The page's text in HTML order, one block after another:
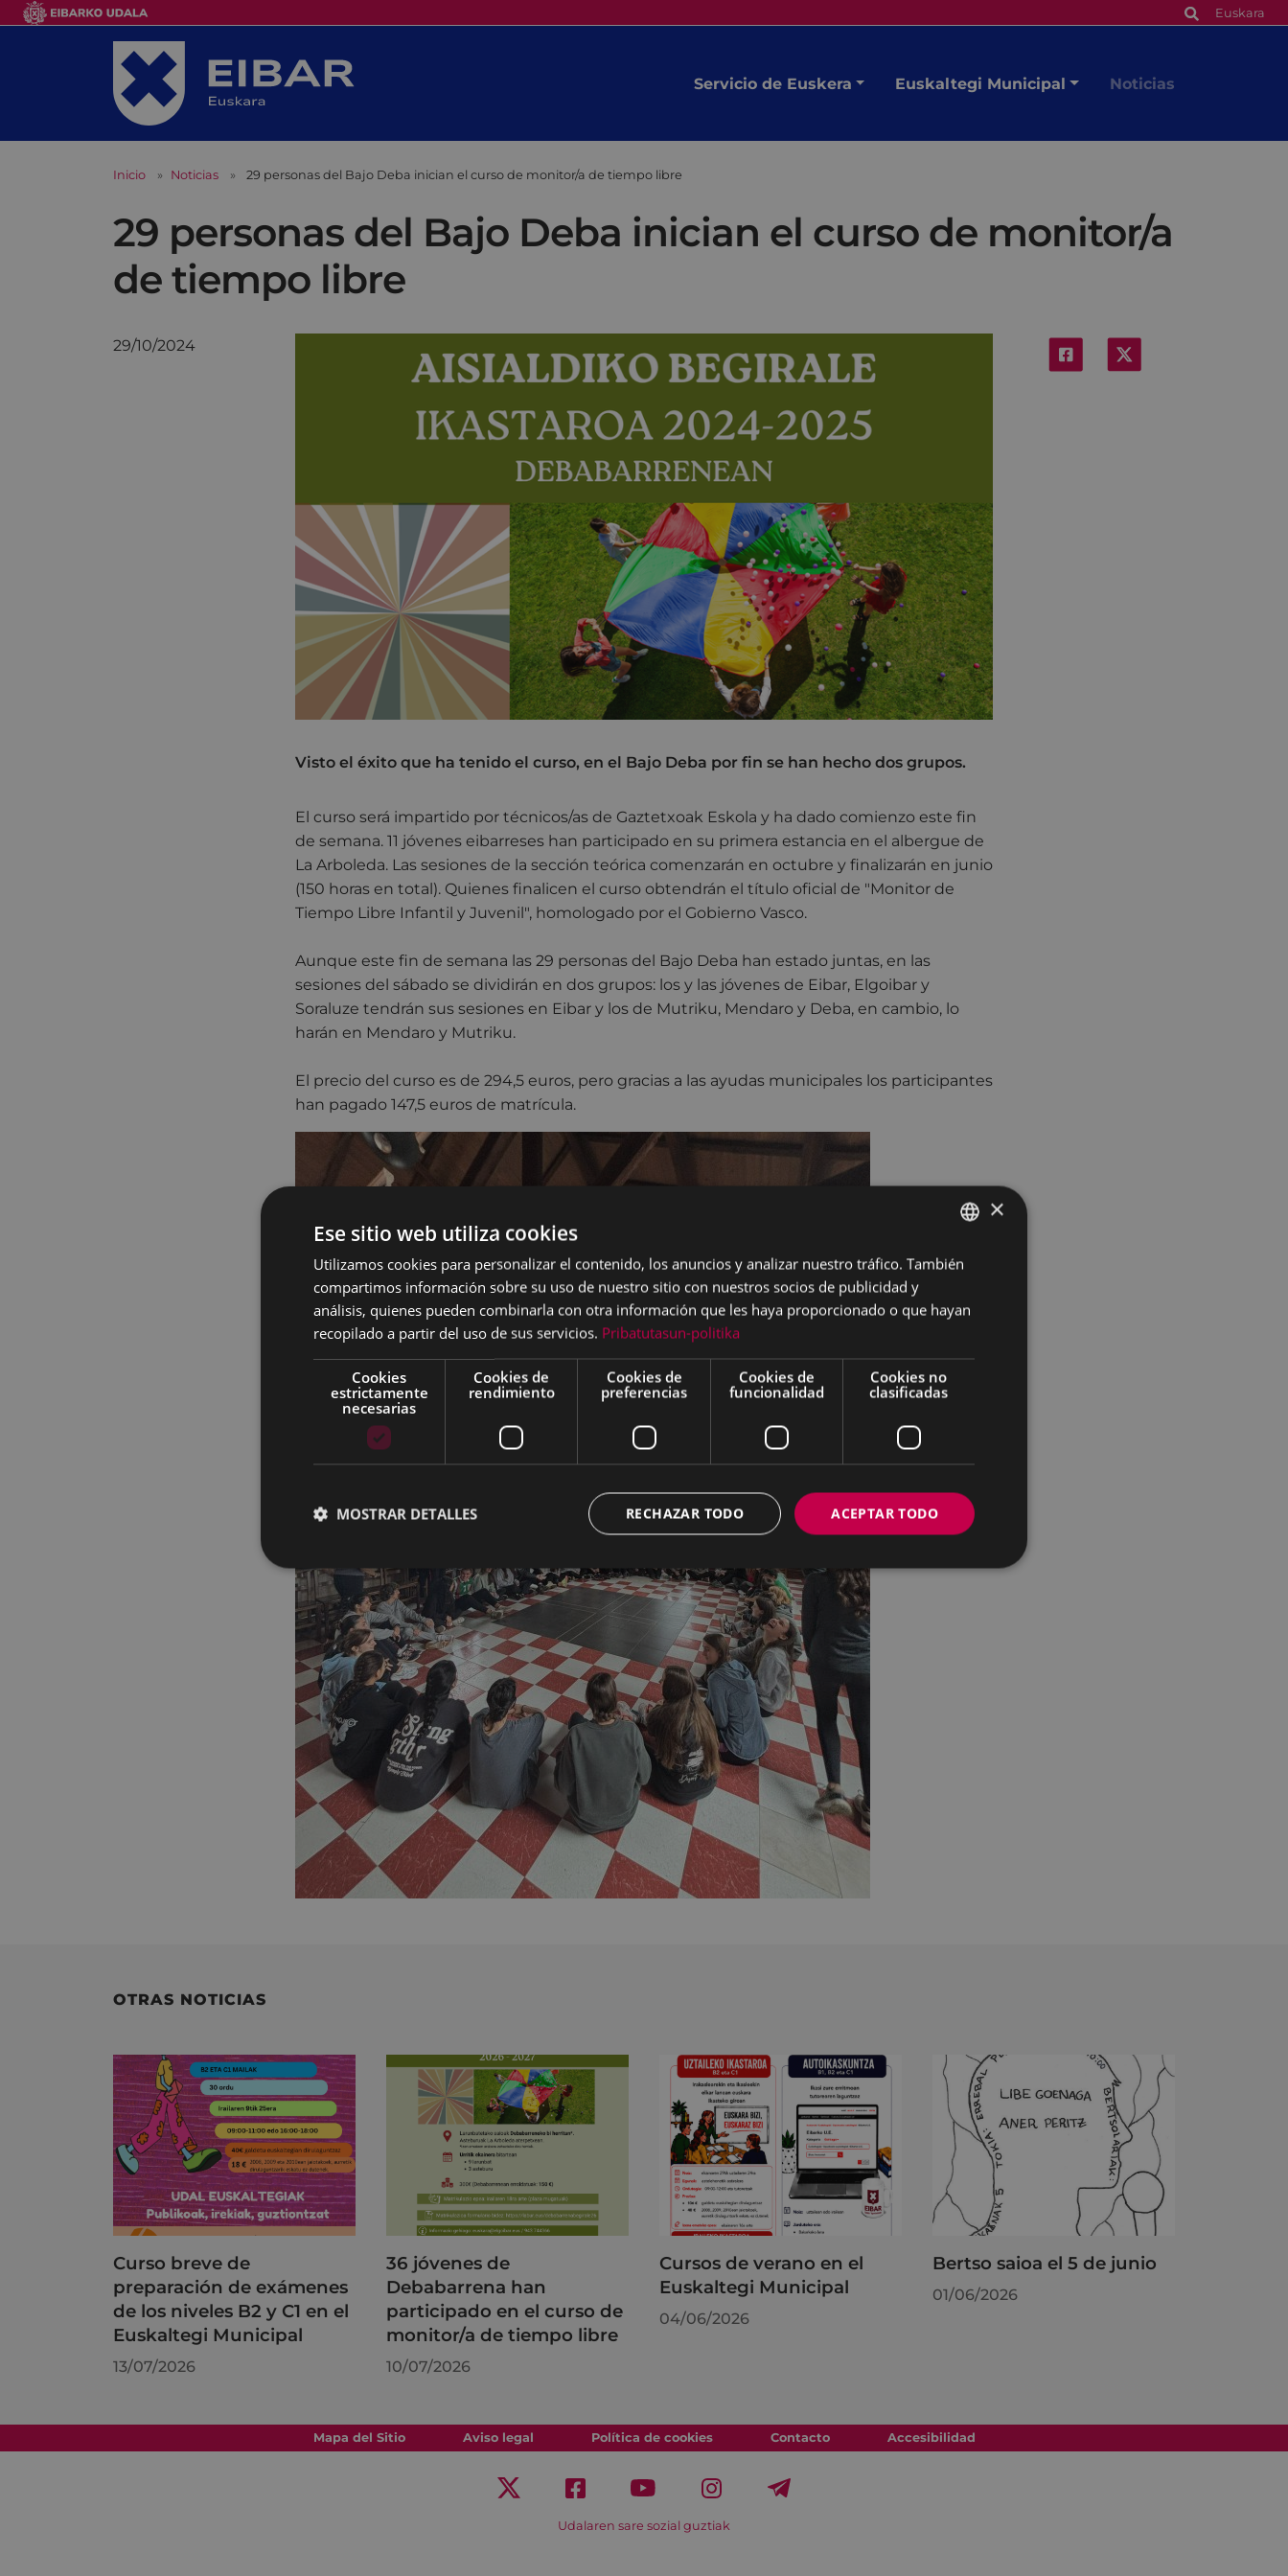
Euskara
Servicio de Euskera Euskaltegi Municipal Noticias
Inicio Noticias 29 personas del Bajo Deba inician el curso de monitor/a de tiempo libre
29 personas del Bajo Deba inician el curso de monitor/a
de tiempo libre
29/10/2024
Visto el éxito que ha tenido el curso, en el Bajo Deba por fin se han hecho dos grupos.
El curso será impartido por técnicos/as de Gaztetxoak Eskola y ha dado comienzo este fin
de semana. 11 jóvenes eibarreses han participado en su primera estancia en el albergue de
La Arboleda. Las sesiones de la sección teórica comenzarán en octubre y finalizarán en junio
(150 horas en total). Quienes finalicen el curso obtendrán el título oficial de "Monitor de
Tiempo Libre Infantil y Juvenil", homologado por el Gobierno Vasco.
Aunque este fin de semana las 29 personas del Bajo Deba han estado juntas, en las
sesiones del sábado se dividirán en dos grupos: los y las jóvenes de Eibar, Elgoibar y
Soraluze tendrán sus sesiones en Eibar y los de Mutriku, Mendaro y Deba, en cambio, lo
harán en Mendaro y Mutriku.
El precio del curso es de 294,5 euros, pero gracias a las ayudas municipales los participantes
han pagado 147,5 euros de matrícula.
OTRAS NOTICIAS
Curso breve de
preparación de exámenes
de los niveles B2 y C1 en el
Euskaltegi Municipal
13/07/2026
36 jóvenes de
Debabarrena han
participado en el curso de
monitor/a de tiempo libre
10/07/2026
Cursos de verano en el
Euskaltegi Municipal
04/06/2026
Bertso saioa el 5 de junio
01/06/2026
Mapa del Sitio Aviso legal Política de cookies Contacto Accesibilidad
Udalaren sare sozial guztiak
BASQUE
×
Ese sitio web utiliza cookies
Utilizamos cookies para personalizar el contenido, los anuncios y analizar nuestro tráfico. También
compartimos información sobre su uso de nuestro sitio con nuestros socios de publicidad y
análisis, quienes pueden combinarla con otra información que les haya proporcionado o que hayan
recopilado a partir del uso de sus servicios. Pribatutasun-politika
Cookies
estrictamente
necesarias
Cookies de
rendimiento
Cookies de
preferencias
Cookies de
funcionalidad
Cookies no
clasificadas
ACEPTAR TODO
RECHAZAR TODO
MOSTRAR DETALLES